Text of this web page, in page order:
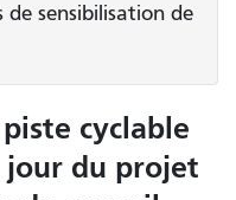
sensibilisation de
cyclable
jour du projet